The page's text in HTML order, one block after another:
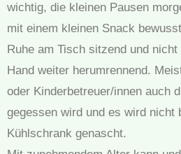
wichtig, die kleinen Pausen
mit einem kleinen Snack
Ruhe am Tisch sitzend und
Hand weiter herumrennend.
oder Kinderbetreuer/innen auch
gegessen wird und es wird nicht
Kühlschrank genascht.